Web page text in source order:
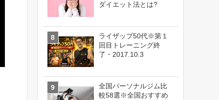
ダイエット法とは?
ライザップ50代※第１
回目トレーニング終
了・2017.10.3
全国パーソナルジム比
較58選※全国おすすめ